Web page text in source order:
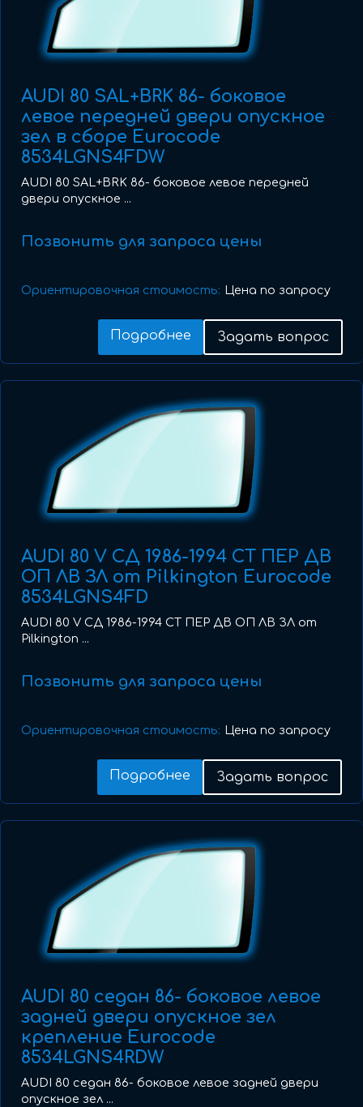
AUDI 80 SAL+BRK 86- боковое
левое передней двери опускное
зел в сборе Eurocode
8534LGNS4FDW
AUDI 80 SAL+BRK 86- боковое левое передней
двери опускное ...
Позвонить для запроса цены
Ориентировочная стоимость: Цена по запросу
Подробнее Задать вопрос
AUDI 80 V СД 1986-1994 СТ ПЕР ДВ
ОП ЛВ ЗЛ от Pilkington Eurocode
8534LGNS4FD
AUDI 80 V СД 1986-1994 СТ ПЕР ДВ ОП ЛВ ЗЛ от
Pilkington ...
Позвонить для запроса цены
Ориентировочная стоимость: Цена по запросу
Подробнее Задать вопрос
AUDI 80 седан 86- боковое левое
задней двери опускное зел
крепление Eurocode
8534LGNS4RDW
AUDI 80 седан 86- боковое левое задней двери
опускное зел ...